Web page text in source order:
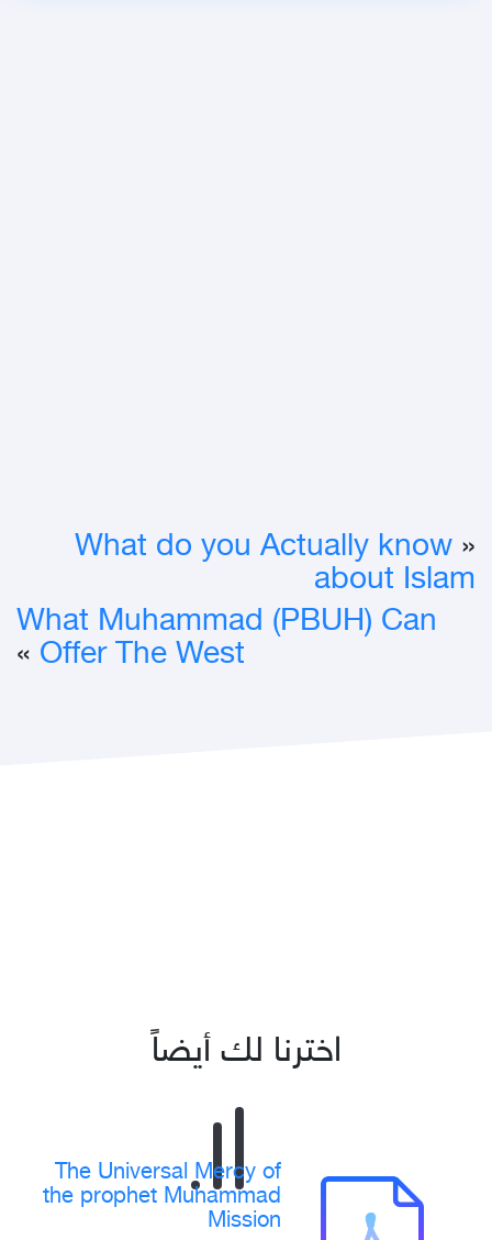
«
What do you Actually know
about Islam
What Muhammad (PBUH) Can
Offer The West
»
اخترنا لك أيضاً
The Universal Mercy of
the prophet Muhammad
Mission